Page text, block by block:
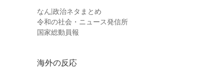
なんJ政治ネタまとめ
令和の社会・ニュース発信所
国家総動員報
海外の反応